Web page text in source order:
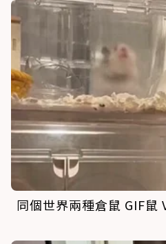
同個世界兩種倉鼠 GIF鼠